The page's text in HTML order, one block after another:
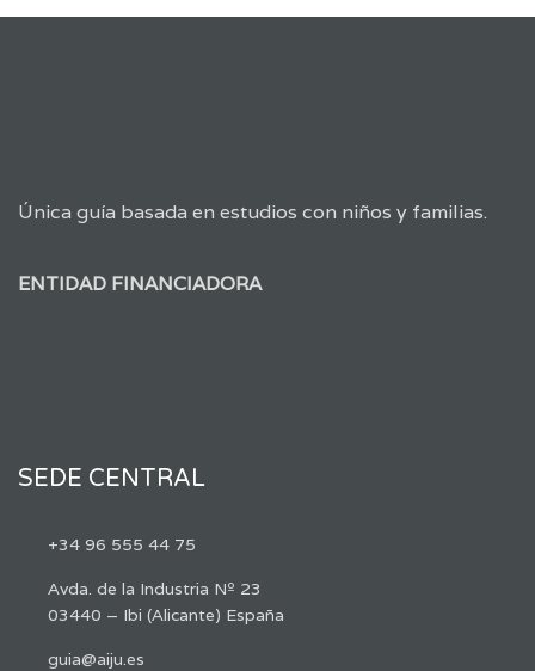
Única guía basada en estudios con niños y familias.
ENTIDAD FINANCIADORA
SEDE CENTRAL
+34 96 555 44 75
Avda. de la Industria Nº 23
03440 – Ibi (Alicante) España
guia@aiju.es